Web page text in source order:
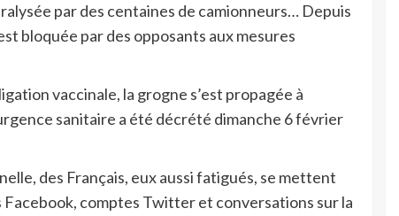
par des centaines de camionneurs… Depuis
bloquée par des opposants aux mesures
vaccinale, la grogne s’est propagée à
sanitaire a été décrété dimanche 6 février
des Français, eux aussi fatigués, se mettent
Facebook, comptes Twitter et conversations sur la